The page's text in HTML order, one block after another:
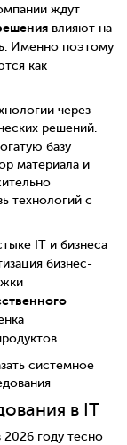
ждут
влияют на
Именно поэтому
как
через
решений.
базу
материала и
технологий с
IT и бизнеса
бизнес-
системное
в IT
2026 году тесно